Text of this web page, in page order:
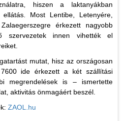
hiszen a laktanyákban
Most Lentibe, Letenyére,
érkezett nagyobb
szervezetek innen vihették el
mutat, hisz az országosan
ide érkezett a két szállítási
megrendelések is – ismertette
aktivitás önmagáért beszél.
ZAOL.hu